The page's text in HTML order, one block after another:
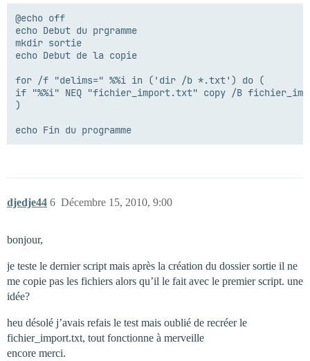
@echo off
echo Debut du prgramme
mkdir sortie
echo Debut de la copie
for /f "delims=" %%i in ('dir /b *.txt') do (
if "%%i" NEQ "fichier_import.txt" copy /B
)
djedje44 Décembre 15, 2010, 9:00
6
bonjour,
je teste le dernier script mais après la création du dossier sortie il ne
me copie pas les fichiers alors qu’il le fait avec le premier script. une
idée?
heu désolé j’avais refais le test mais oublié de recréer le
fichier_import.txt, tout fonctionne à merveille
encore merci.